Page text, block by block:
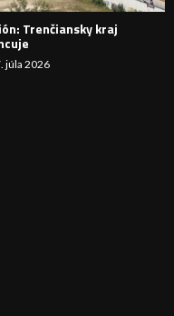
E
Trenčiansky kraj
júla 2026